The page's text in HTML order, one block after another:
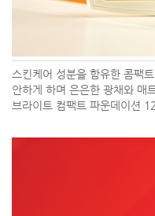
스킨케어 성분을 함유한 콤팩
안하게 하며 은은한 광채와 매
브라이트 컴팩트 파운데이션